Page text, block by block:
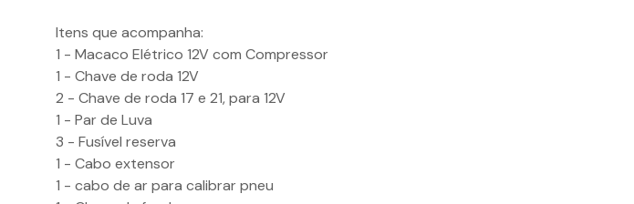
Itens que acompanha:
1 - Macaco Elétrico 12V com Compressor
1 - Chave de roda 12V
2 - Chave de roda 17 e 21, para 12V
1 - Par de Luva
3 - Fusível reserva
1 - Cabo extensor
1 - cabo de ar para calibrar pneu